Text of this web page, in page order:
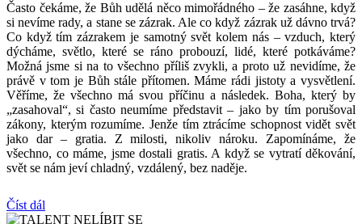
Často čekáme, že Bůh udělá něco mimořádného – že zasáhne, když
si nevíme rady, a stane se zázrak. Ale co když zázrak už dávno trvá?
Co když tím zázrakem je samotný svět kolem nás – vzduch, který
dýcháme, světlo, které se ráno probouzí, lidé, které potkáváme?
Možná jsme si na to všechno příliš zvykli, a proto už nevidíme, že
právě v tom je Bůh stále přítomen. Máme rádi jistoty a vysvětlení.
Věříme, že všechno má svou příčinu a následek. Boha, který by
„zasahoval“, si často neumíme představit – jako by tím porušoval
zákony, kterým rozumíme. Jenže tím ztrácíme schopnost vidět svět
jako dar – gratia. Z milosti, nikoliv nároku. Zapomínáme, že
všechno, co máme, jsme dostali gratis. A když se vytratí děkování,
svět se nám jeví chladný, vzdálený, bez naděje.
Číst dál